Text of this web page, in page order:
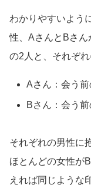
わかりやすいよう
性、AさんとBさん
の2人と、それぞれ
Aさん：会う前
Bさん：会う
それぞれの男性に
ほとんどの女性が
えれば同じような